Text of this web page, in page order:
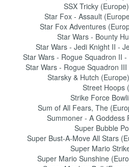
SSX Tricky
Star Fox - Assault
Star Fox Adventures
Star Wars - Bounty
Star Wars - Jedi Knight II -
Star Wars - Rogue Squadron II
Star Wars - Rogue Squadron
Starsky & Hutch
Street Hoops
Strike Force
Sum of All Fears, The
Summoner - A Goddess
Super Bubble
Super Bust-A-Move All Stars
Super Mario
Super Mario Sunshine